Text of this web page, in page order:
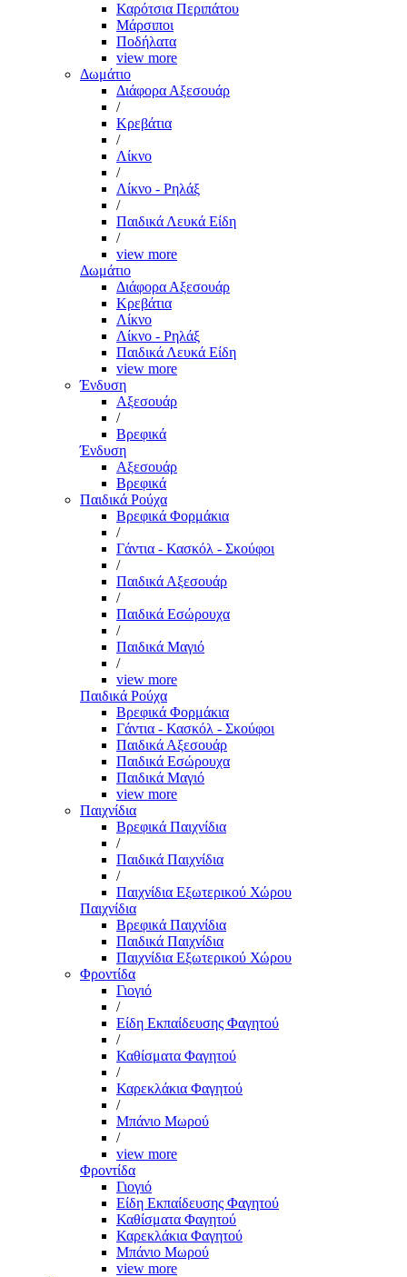
Καρότσια Περιπάτου
Μάρσιποι
Ποδήλατα
view more
Δωμάτιο
Διάφορα Αξεσουάρ
/
Κρεβάτια
/
Λίκνο
/
Λίκνο - Ρηλάξ
/
Παιδικά Λευκά Είδη
/
view more
Δωμάτιο
Διάφορα Αξεσουάρ
Κρεβάτια
Λίκνο
Λίκνο - Ρηλάξ
Παιδικά Λευκά Είδη
view more
Ένδυση
Αξεσουάρ
/
Βρεφικά
Ένδυση
Αξεσουάρ
Βρεφικά
Παιδικά Ρούχα
Βρεφικά Φορμάκια
/
Γάντια - Κασκόλ - Σκούφοι
/
Παιδικά Αξεσουάρ
/
Παιδικά Εσώρουχα
/
Παιδικά Μαγιό
/
view more
Παιδικά Ρούχα
Βρεφικά Φορμάκια
Γάντια - Κασκόλ - Σκούφοι
Παιδικά Αξεσουάρ
Παιδικά Εσώρουχα
Παιδικά Μαγιό
view more
Παιχνίδια
Βρεφικά Παιχνίδια
/
Παιδικά Παιχνίδια
/
Παιχνίδια Εξωτερικού Χώρου
Παιχνίδια
Βρεφικά Παιχνίδια
Παιδικά Παιχνίδια
Παιχνίδια Εξωτερικού Χώρου
Φροντίδα
Γιογιό
/
Είδη Εκπαίδευσης Φαγητού
/
Καθίσματα Φαγητού
/
Καρεκλάκια Φαγητού
/
Μπάνιο Μωρού
/
view more
Φροντίδα
Γιογιό
Είδη Εκπαίδευσης Φαγητού
Καθίσματα Φαγητού
Καρεκλάκια Φαγητού
Μπάνιο Μωρού
view more